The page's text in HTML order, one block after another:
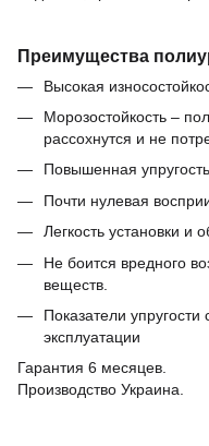
Преимущества
Высокая
Морозостойкость –
рассохнутся и не
Повышенная
Почти нулевая
Легкость установки и
Не боится вредного
веществ.
Показатели
эксплуатации
Гарантия 6 месяцев.
Производство Украина.